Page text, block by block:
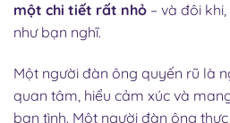
một chi tiết rất nhỏ – và đôi
như bạn nghĩ.
Một người đàn ông quyến rũ là
quan tâm, hiểu cảm xúc và
bạn tình. Một người đàn ông